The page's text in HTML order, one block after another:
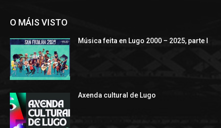
O MÁIS VISTO
Música feita en Lugo 2000 – 2025, parte I
Axenda cultural de Lugo